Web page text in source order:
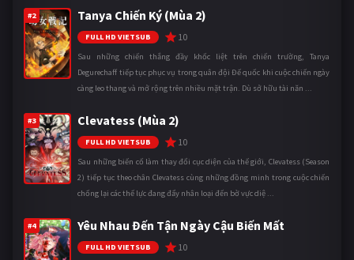
#2 Tanya Chiến Ký (Mùa 2)
FULL HD VIETSUB 10
Sau những chiến thắng đầy khốc liệt trên chiến trường, Tanya
Degurechaff tiếp tục phục vụ trong quân đội Đế quốc khi cuộc chiến ngày
càng leo thang và mở rộng trên nhiều mặt trận. Dù sở hữu tài năn ...
#3 Clevatess (Mùa 2)
FULL HD VIETSUB 10
Sau những biến cố làm thay đổi cục diện của thế giới, Clevatess (Season
2) tiếp tục theo chân Clevatess cùng những đồng minh trong cuộc chiến
chống lại các thế lực đang đẩy nhân loại đến bờ vực diệ ...
#4 Yêu Nhau Đến Tận Ngày Cậu Biến Mất
FULL HD VIETSUB 10